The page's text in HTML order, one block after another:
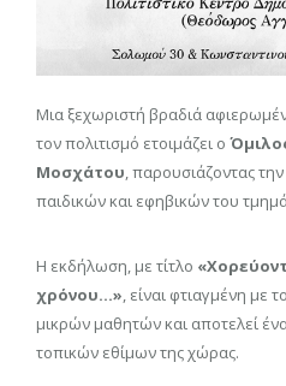
Μια ξεχωριστή βραδιά
τον πολιτισμό ετοιμάζει ο
Μοσχάτου , παρουσιάζοντας
παιδικών και εφηβικών του
Η εκδήλωση, με τίτλο
χρόνου…» , είναι φτιαγμένη με
μικρών μαθητών και αποτελεί
τοπικών εθίμων της χώρας.